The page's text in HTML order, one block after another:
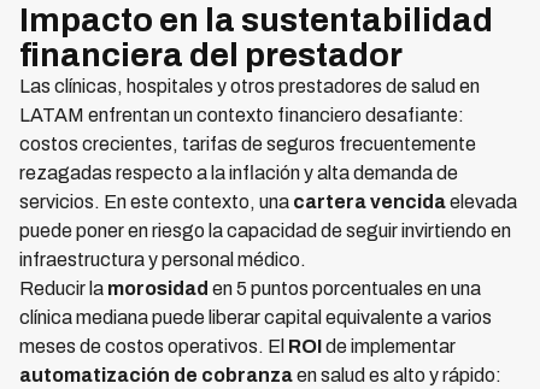
Impacto en la sustentabilidad
financiera del prestador
Las clínicas, hospitales y otros prestadores de salud en
LATAM enfrentan un contexto financiero desafiante:
costos crecientes, tarifas de seguros frecuentemente
rezagadas respecto a la inflación y alta demanda de
servicios. En este contexto, una cartera vencidaelevada
puede poner en riesgo la capacidad de seguir invirtiendo en
infraestructura y personal médico.
Reducir la morosidad en 5 puntos porcentuales en una
clínica mediana puede liberar capital equivalente a varios
meses de costos operativos. El ROIde implementar
automatización de cobranzaen salud es alto y rápido: